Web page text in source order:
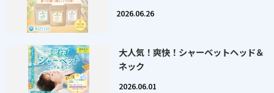
2026.06.26
大人気！爽快！シャーベットヘッド＆
ネック
2026.06.01